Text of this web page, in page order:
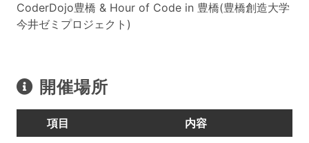
CoderDojo豊橋 & Hour of Code in 豊橋(豊橋創造大学
今井ゼミプロジェクト)
開催場所
項目
内容